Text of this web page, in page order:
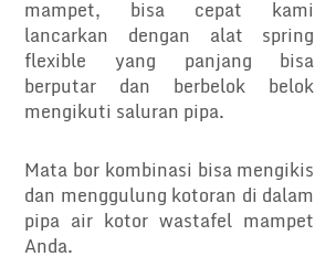
mampet, bisa cepat kami
lancarkan dengan alat spring
flexible yang panjang bisa
berputar dan berbelok belok
mengikuti saluran pipa.
Mata bor kombinasi bisa mengikis
dan menggulung kotoran di dalam
pipa air kotor wastafel mampet
Anda.